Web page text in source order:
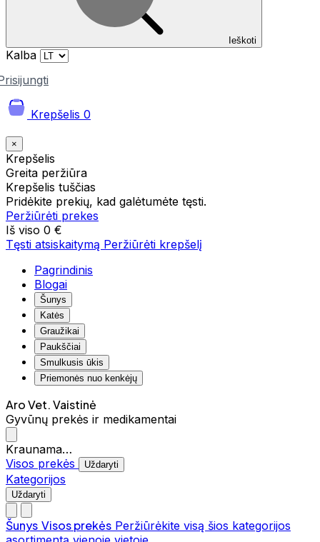
Ieškoti
Kalba
Krepšelis 0
×
Krepšelis
Greita peržiūra
Krepšelis tuščias
Pridėkite prekių, kad galėtumėte tęsti.
Peržiūrėti prekes
Iš viso 0 €
Tęsti atsiskaitymą Peržiūrėti krepšelį
Pagrindinis
Blogai
Šunys
Katės
Graužikai
Paukščiai
Smulkusis ūkis
Priemonės nuo kenkėjų
Aro Vet. Vaistinė
Gyvūnų prekės ir medikamentai
Kraunama…
Visos prekės
Uždaryti
Kategorijos
Uždaryti
Šunys Visos prekės Peržiūrėkite visą šios kategorijos